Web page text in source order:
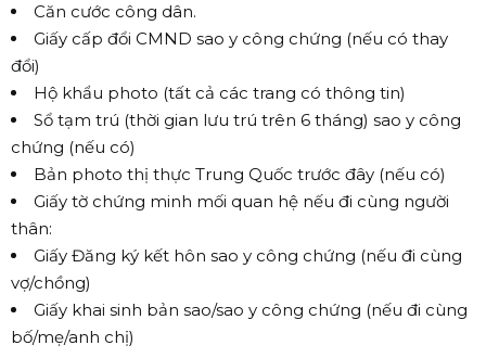
Căn cước công dân.
Giấy cấp đổi CMND sao y công chứng (nếu có thay
đổi)
Hộ khẩu photo (tất cả các trang có thông tin)
Sổ tạm trú (thời gian lưu trú trên 6 tháng) sao y công
chứng (nếu có)
Bản photo thị thực Trung Quốc trước đây (nếu có)
Giấy tờ chứng minh mối quan hệ nếu đi cùng người
thân:
Giấy Đăng ký kết hôn sao y công chứng (nếu đi cùng
vợ/chồng)
Giấy khai sinh bản sao/sao y công chứng (nếu đi cùng
bố/mẹ/anh chị)